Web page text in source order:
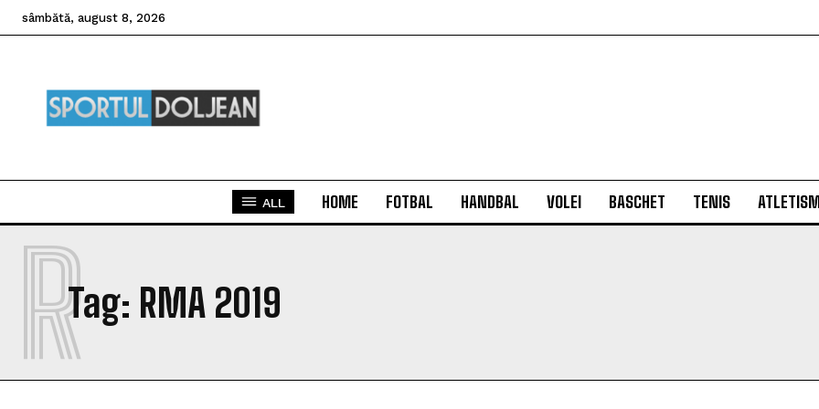
sâmbătă, august 8, 2026
ALL HOME FOTBAL HANDBAL VOLEI BASCHET TENIS
Tag: RMA 2019
R